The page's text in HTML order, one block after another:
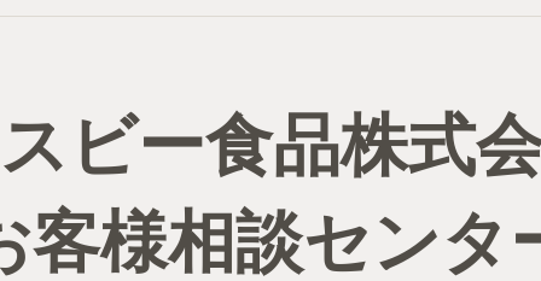
ビー食品株式
客様相談センタ